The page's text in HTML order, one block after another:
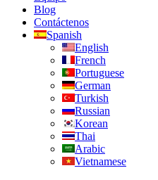
Blog
Contáctenos
Spanish
English
French
Portuguese
German
Turkish
Russian
Korean
Thai
Arabic
Vietnamese